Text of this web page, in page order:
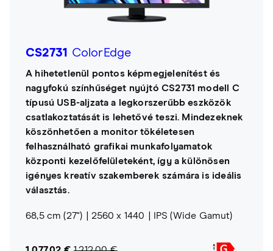
CS2731 ColorEdge
A hihetetlenül pontos képmegjelenítést és
nagyfokú színhűséget nyújtó CS2731 modell C
típusú USB-aljzata a legkorszerűbb eszközök
csatlakoztatását is lehetővé teszi. Mindezeknek
köszönhetően a monitor tökéletesen
felhasználható grafikai munkafolyamatok
központi kezelőfelületeként, így a különösen
igényes kreatív szakemberek számára is ideális
választás.
68,5 cm (27") 2560 x 1440 IPS (Wide Gamut)